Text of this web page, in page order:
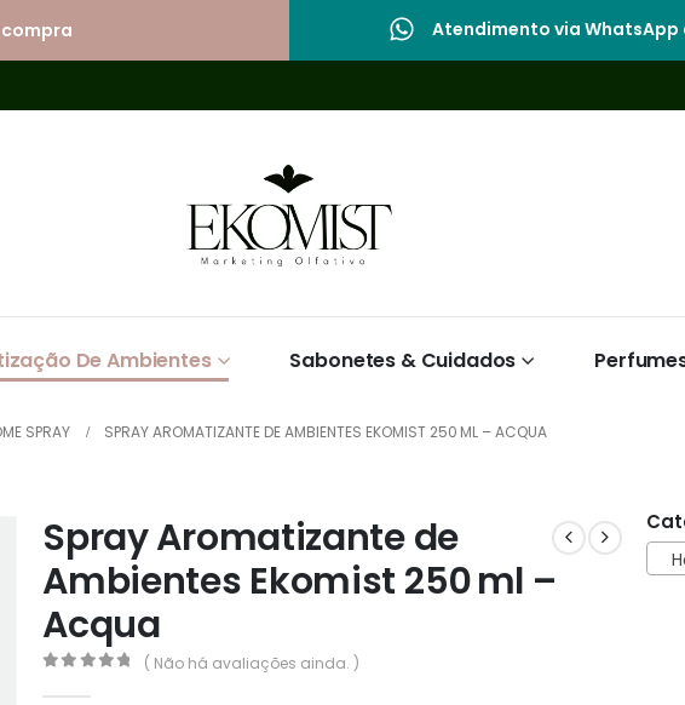
Atendimento via
De Ambientes Sabonetes & Cuidados
SPRAY SPRAY AROMATIZANTE DE AMBIENTES EKOMIST 250 ML – ACQUA
Spray Aromatizante de
Ambientes Ekomist 250 ml –
Acqua
( Não há avaliações ainda. )